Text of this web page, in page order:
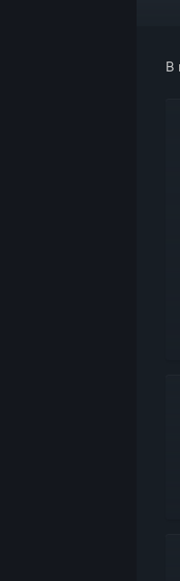
В